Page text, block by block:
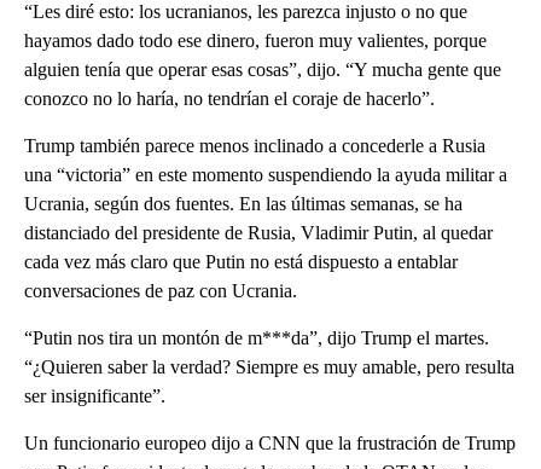
“Les diré esto: los ucranianos, les parezca injusto o no que
hayamos dado todo ese dinero, fueron muy valientes, porque
alguien tenía que operar esas cosas”, dijo. “Y mucha gente que
conozco no lo haría, no tendrían el coraje de hacerlo”.
Trump también parece menos inclinado a concederle a Rusia
una “victoria” en este momento suspendiendo la ayuda militar a
Ucrania, según dos fuentes. En las últimas semanas, se ha
distanciado del presidente de Rusia, Vladimir Putin, al quedar
cada vez más claro que Putin no está dispuesto a entablar
conversaciones de paz con Ucrania.
“Putin nos tira un montón de m***da”, dijo Trump el martes.
“¿Quieren saber la verdad? Siempre es muy amable, pero resulta
ser insignificante”.
Un funcionario europeo dijo a CNN que la frustración de Trump